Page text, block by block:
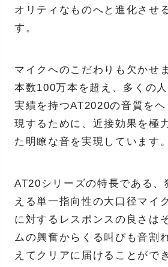
オリティなものへと進化させ
す。
マイクへのこだわりも欠かせ
本数100万本を超え、多くの
実績を持つAT2020の音質を
現するために、近接効果を極
た明瞭な音を実現しています。
AT20シリーズの特長である、
える単一指向性の大口径マイ
に対するレスポンスの良さは
ムの興奮からくる叫びも音割
えてクリアに届けることがで